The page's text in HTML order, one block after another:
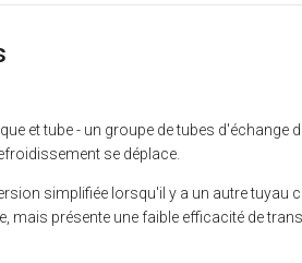
et tube - un groupe de tubes d'échange
se déplace.
simplifiée lorsqu'il y a un autre
mais présente une faible efficacité de